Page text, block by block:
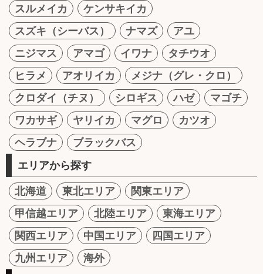
スルメイカ
ケンサキイカ
スズキ（シーバス）
ナマズ
アユ
ニジマス
アマゴ イワナ
タチウオ
ヒラメ
アオリイカ
メジナ（グレ・クロ）
クロダイ（チヌ）
シロギス ハゼ
マゴチ
ワカサギ
ヤリイカ マグロ
カツオ
ヘラブナ
ブラックバス
エリアから探す
北海道 東北エリア
関東エリア
甲信越エリア
北陸エリア
東海エリア
関西エリア
中国エリア
四国エリア
九州エリア
海外